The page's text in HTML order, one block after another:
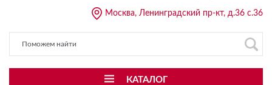
Москва, Ленинградский пр-кт, д.36 с.36
КАТАЛОГ